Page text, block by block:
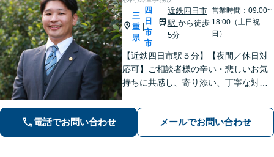
三
重
県
四
日
市
市
近鉄四日市
駅 から徒歩
5分
営業時間：09:00~
18:00（土日祝
日）
【近鉄四日市駅５分】【夜間／休日対
応可】ご相談者様の辛い・悲しいお気
持ちに共感し、寄り添い、丁寧な対応
相続／刑事事件など、幅広く対応【地
域に根ざした弁護士】お気軽にお問い
合わせください。
電話でお問い合わせ メールでお問い合わせ